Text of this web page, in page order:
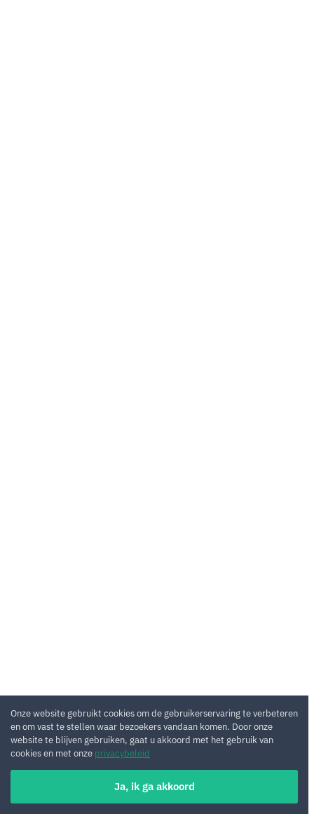
Onze website gebruikt cookies om de gebruikerservaring te verbeteren
en om vast te stellen waar bezoekers vandaan komen. Door onze
website te blijven gebruiken, gaat u akkoord met het gebruik van
cookies en met onze privacybeleid
Ja, ik ga akkoord